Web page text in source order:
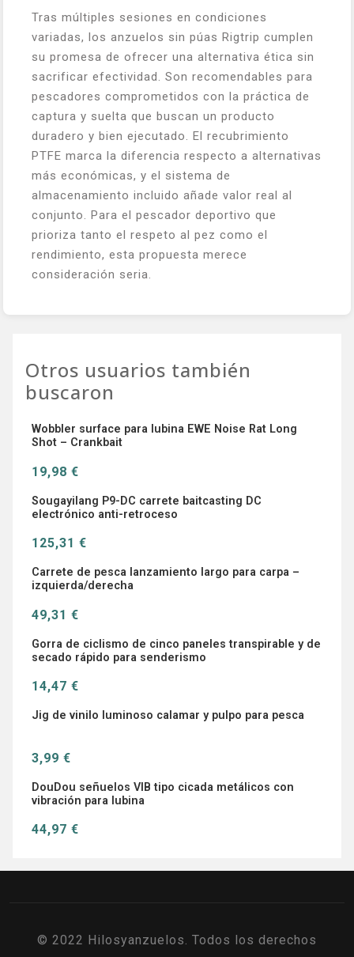
Tras múltiples sesiones en condiciones
variadas, los anzuelos sin púas Rigtrip cumplen
su promesa de ofrecer una alternativa ética sin
sacrificar efectividad. Son recomendables para
pescadores comprometidos con la práctica de
captura y suelta que buscan un producto
duradero y bien ejecutado. El recubrimiento
PTFE marca la diferencia respecto a alternativas
más económicas, y el sistema de
almacenamiento incluido añade valor real al
conjunto. Para el pescador deportivo que
prioriza tanto el respeto al pez como el
rendimiento, esta propuesta merece
consideración seria.
Otros usuarios también
buscaron
Wobbler surface para lubina EWE Noise Rat Long
Shot – Crankbait
19,98 €
Sougayilang P9-DC carrete baitcasting DC
electrónico anti-retroceso
125,31 €
Carrete de pesca lanzamiento largo para carpa –
izquierda/derecha
49,31 €
Gorra de ciclismo de cinco paneles transpirable y de
secado rápido para senderismo
14,47 €
Jig de vinilo luminoso calamar y pulpo para pesca
3,99 €
DouDou señuelos VIB tipo cicada metálicos con
vibración para lubina
44,97 €
© 2022 Hilosyanzuelos. Todos los derechos